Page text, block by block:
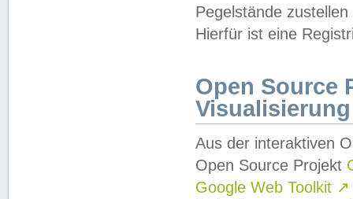
Pegelstände
Hierfür ist eine
Open Source
Visualisierung
Aus der interaktiven
Open Source Projekt
Google Web Toolkit ↗